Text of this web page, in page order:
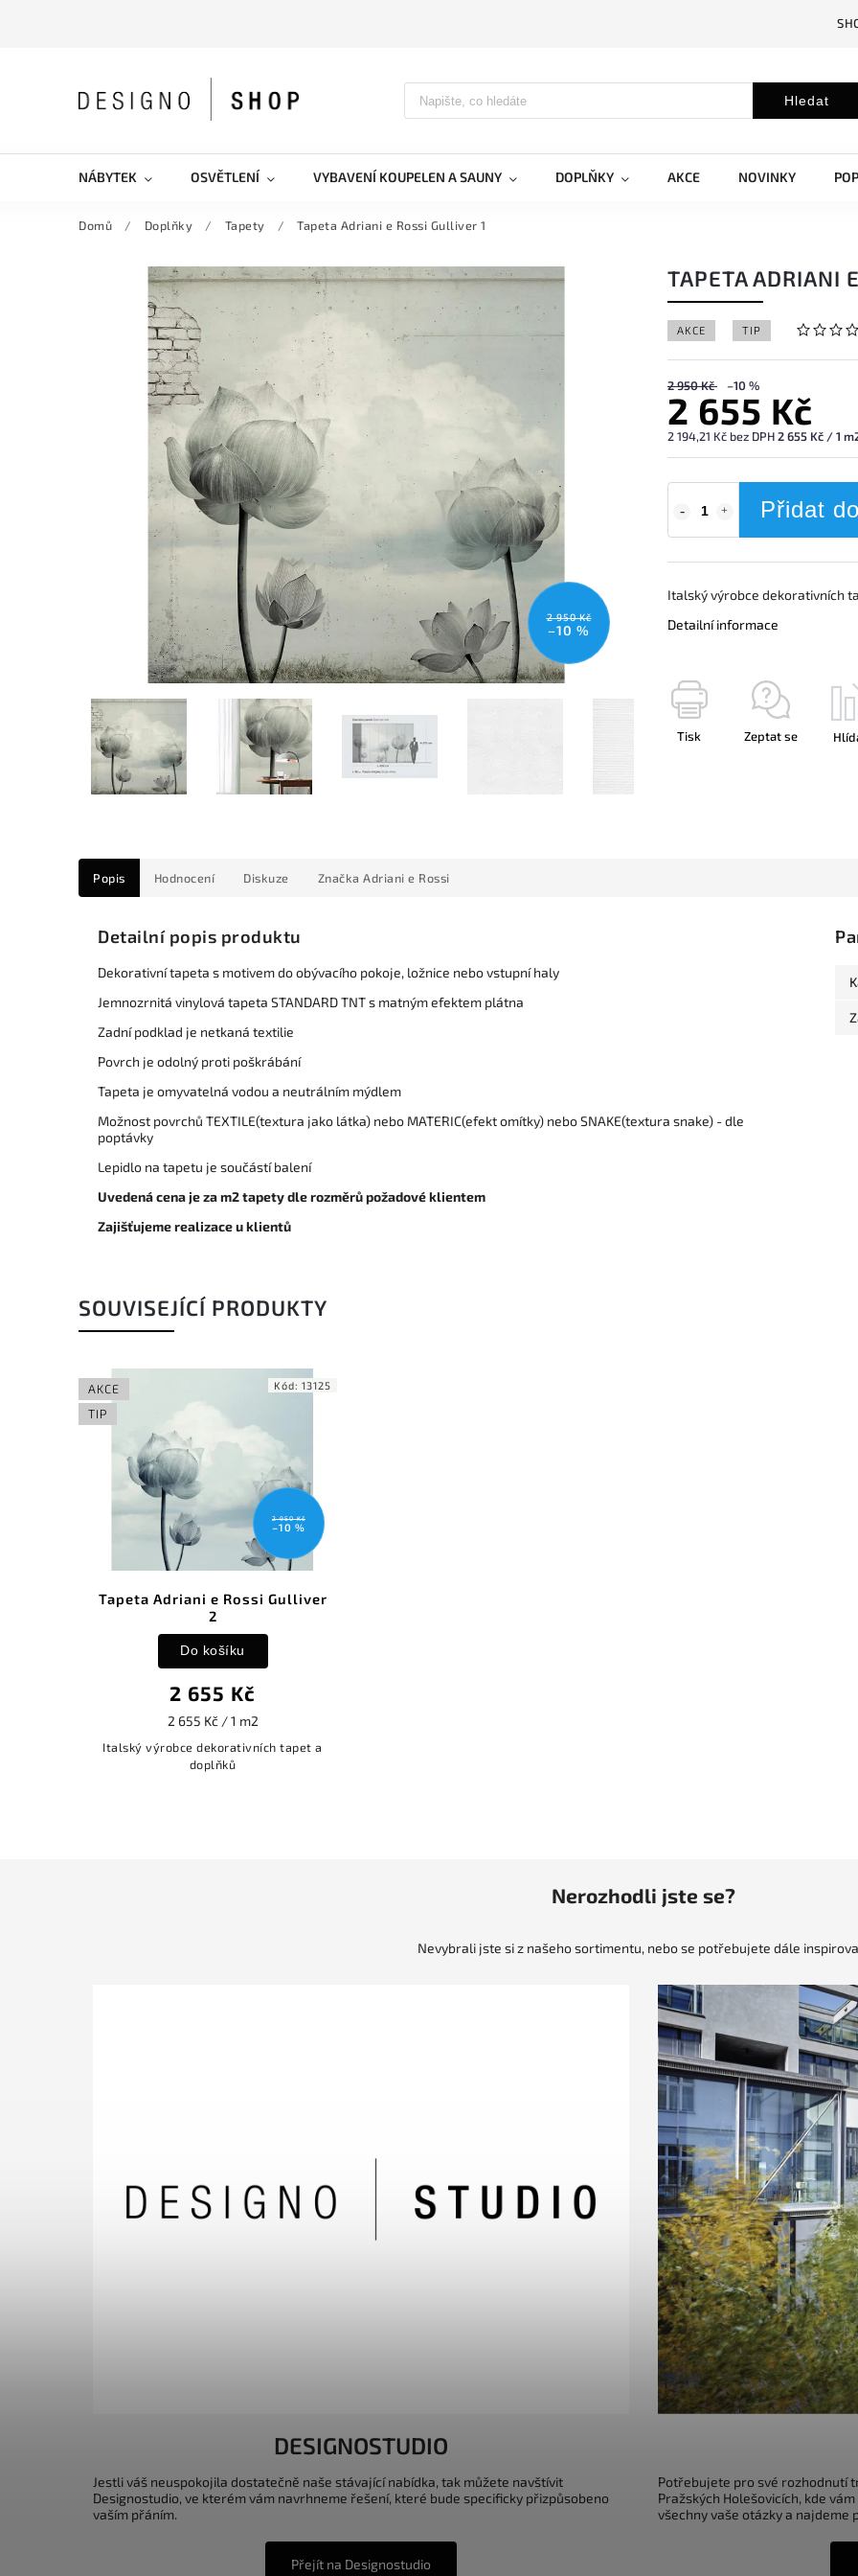
Hledat
NÁBYTEK OSVĚTLENÍ VYBAVENÍ KOUPELEN A SAUNY DOPLŇKY AKCE NOVINKY
Domů / Doplňky / Tapety / Tapeta Adriani e Rossi Gulliver 1
2 950 Kč
–10 %
TAPETA ADRIANI
AKCE TIP
2 950 Kč –10 %
2 655 Kč
2 194,21 Kč bez DPH2 655 Kč / 1
Přidat
Italský výrobce dekorativních
Detailní informace
Tisk Zeptat se
Popis Hodnocení Diskuze Značka Adriani e Rossi
Detailní popis produktu
Dekorativní tapeta s motivem do obývacího pokoje, ložnice nebo vstupní haly
Jemnozrnitá vinylová tapeta STANDARD TNT s matným efektem plátna
Zadní podklad je netkaná textilie
Povrch je odolný proti poškrábání
Tapeta je omyvatelná vodou a neutrálním mýdlem
Možnost povrchů TEXTILE(textura jako látka) nebo MATERIC(efekt omítky) nebo SNAKE(textura snake) - dle
poptávky
Lepidlo na tapetu je součástí balení
Uvedená cena je za m2 tapety dle rozměrů požadové klientem
Zajišťujeme realizace u klientů
SOUVISEJÍCÍ PRODUKTY
AKCE
TIP
2 950 Kč
–10 %
Tapeta Adriani e Rossi Gulliver
2
2 655 Kč
2 655 Kč / 1 m2
Do košíku
Italský výrobce dekorativních tapet a
doplňků
Kód: 13125
Nerozhodli jste se?
Nevybrali jste si z našeho sortimentu, nebo se potřebujete dále
DESIGNOSTUDIO
Jestli váš neuspokojila dostatečně naše stávající nabídka, tak můžete navštívit
Designostudio, ve kterém vám navrhneme řešení, které bude specificky přizpůsobeno
vaším přáním.
Přejít na Designostudio
Potřebujete pro své rozhodnutí
Pražských Holešovicích, kde
všechny vaše otázky a najdeme